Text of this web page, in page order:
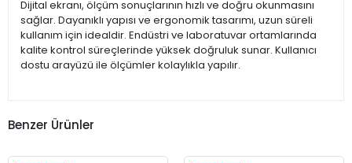
Dijital ekranı, ölçüm sonuçlarının hızlı ve doğru okunmasını
sağlar. Dayanıklı yapısı ve ergonomik tasarımı, uzun süreli
kullanım için idealdir. Endüstri ve laboratuvar ortamlarında
kalite kontrol süreçlerinde yüksek doğruluk sunar. Kullanıcı
dostu arayüzü ile ölçümler kolaylıkla yapılır.
Benzer Ürünler